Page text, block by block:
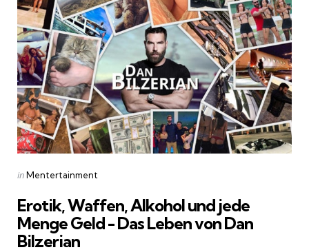
Posted
inMentertainment
Erotik, Waffen, Alkohol und jede
Menge Geld - Das Leben von Dan
Bilzerian